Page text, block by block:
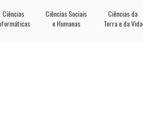
Ciências
Ciências Sociais
e Humanas
Ciências da
Terra e da Vida